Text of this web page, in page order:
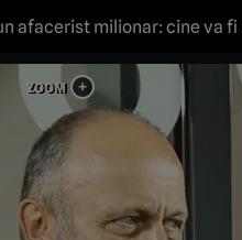
afacerist milionar: cine va fi